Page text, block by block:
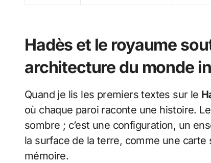
Hadès et le royaume
architecture du monde
Quand je lis les premiers textes sur le
où chaque paroi raconte une histoire.
sombre ; c’est une configuration, un
la surface de la terre, comme une
mémoire.